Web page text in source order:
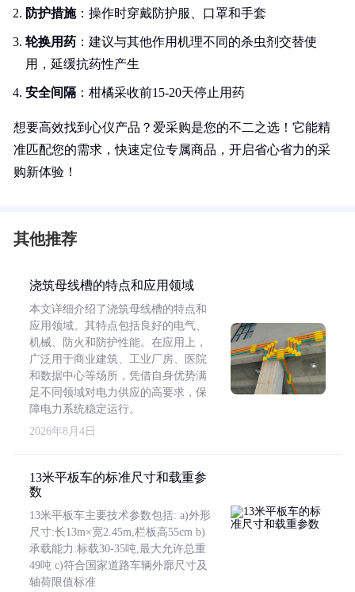
防护措施：操作时穿戴防护服、口罩和手套
轮换用药 ：建议与其他作用机理不同的杀虫剂交替使
用，延缓抗药性产生
安全间隔 ：柑橘采收前15-20天停止用药
想要高效找到心仪产品？爱采购是您的不二之选！它能精
准匹配您的需求，快速定位专属商品，开启省心省力的采
购新体验！
其他推荐
浇筑母线槽的特点和应用领域
本文详细介绍了浇筑母线槽的特点和
应用领域。其特点包括良好的电气、
机械、防火和防护性能。在应用上，
广泛用于商业建筑、工业厂房、医院
和数据中心等场所，凭借自身优势满
足不同领域对电力供应的高要求，保
障电力系统稳定运行。
2026年8月4日
13米平板车的标准尺寸和载重参
数
13米平板车主要技术参数包括: a)外形
尺寸:长13m×宽2.45m,栏板高55cm b)
承载能力:标载30-35吨,最大允许总重
49吨 c)符合国家道路车辆外廓尺寸及
轴荷限值标准